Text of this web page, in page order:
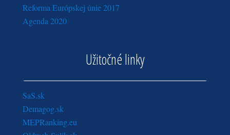
Reforma Európskej únie 2017
Agenda 2020
Užitočné linky
SaS.sk
Demagog.sk
MEPRanking.eu